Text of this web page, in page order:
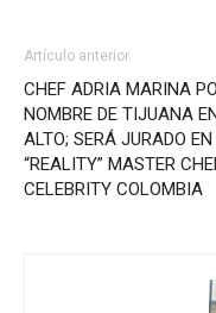
Artículo anterior
CHEF ADRIA MARINA
NOMBRE DE TIJUANA
ALTO; SERÁ JURADO
“REALITY” MASTER
CELEBRITY COLOMBIA